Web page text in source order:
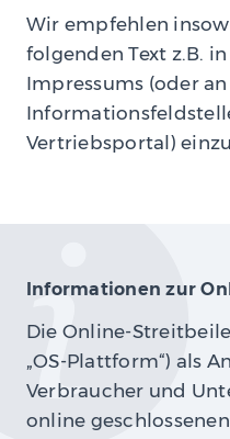
Wir empfehlen
folgenden Text z.B.
Impressums (oder
Vertriebsportal)
Informationen zur
Die Online-
„OS-Plattform“) als
Verbraucher und
online